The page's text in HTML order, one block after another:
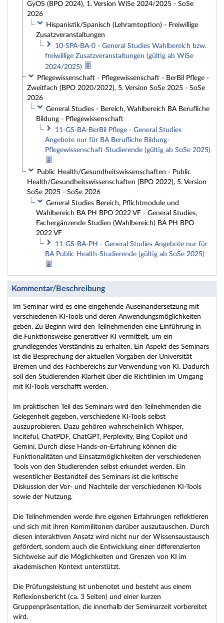
GyOS (BPO 2024), 1. Version WiSe 2024/2025 - SoSe
2026
Hispanistik/Spanisch (Lehramtoption) - Freiwillige
Zusatzveranstaltungen
10-SPA-BA-0 - General Studies Wahlbereich bzw.
freiwillige Zusatzveranstaltungen (gültig ab WiSe
2024/2025)
Pflegewissenschaft - Pflegewissenschaft - BerBil Pflege -
Zweitfach (BPO 2020/2022), 5. Version SoSe 2025 - SoSe
2026
General Studies - Bereich, Wahlbereich BA Berufliche
Bildung - Pflegewissenschaft
11-GS-BA-BerBil Pflege - General Studies
Angebote nur für BA Berufliche Bildung-
Pflegewissenschaft-Studierende (gültig ab SoSe 2025)
Public Health/Gesundheitswissenschaften - Public
Health/Gesundheitswissenschaften (BPO 2022), 5. Version
SoSe 2025 - SoSe 2026
General Studies Bereich, Pflichtmodule und
Wahlbereich BA PH BPO 2022 VF - General Studies,
Fachergänzende Studien (Wahlbereich) BA PH BPO
2022 VF
11-GS-BA-PH - General Studies Angebote nur für
BA Public Health-Studierende (gültig ab SoSe 2025)
Kommentar/Beschreibung
Im Seminar wird es eine eingehende Auseinandersetzung mit
verschiedenen KI-Tools und deren Anwendungsmöglichkeiten
geben. Zu Beginn wird den Teilnehmenden eine Einführung in
die Funktionsweise generativer KI vermittelt, um ein
grundlegendes Verständnis zu erhalten. Ein Aspekt des Seminars
ist die Besprechung der aktuellen Vorgaben der Universität
Bremen und des Fachbereichs zur Verwendung von KI. Dadurch
soll den Studierenden Klarheit über die Richtlinien im Umgang
mit KI-Tools verschafft werden.
Im praktischen Teil des Seminars wird den Teilnehmenden die
Gelegenheit gegeben, verschiedene KI-Tools selbst
auszuprobieren. Dazu gehören wahrscheinlich Whisper,
Inciteful, ChatPDF, ChatGPT, Perplexity, Bing Copilot und
Gemini. Durch diese Hands-on-Erfahrung können die
Funktionalitäten und Einsatzmöglichkeiten der verschiedenen
Tools von den Studierenden selbst erkundet werden. Ein
wesentlicher Bestandteil des Seminars ist die kritische
Diskussion der Vor- und Nachteile der verschiedenen KI-Tools
sowie der Nutzung.
Die Teilnehmenden werde ihre eigenen Erfahrungen reflektieren
und sich mit ihren Kommilitonen darüber auszutauschen. Durch
diesen interaktiven Ansatz wird nicht nur der Wissensaustausch
gefördert, sondern auch die Entwicklung einer differenzierten
Sichtweise auf die Möglichkeiten und Grenzen von KI im
akademischen Kontext unterstützt.
Die Prüfungsleistung ist unbenotet und besteht aus einem
Reflexionsbericht (ca. 3 Seiten) und einer kurzen
Gruppenpräsentation, die innerhalb der Seminarzeit vorbereitet
wird.